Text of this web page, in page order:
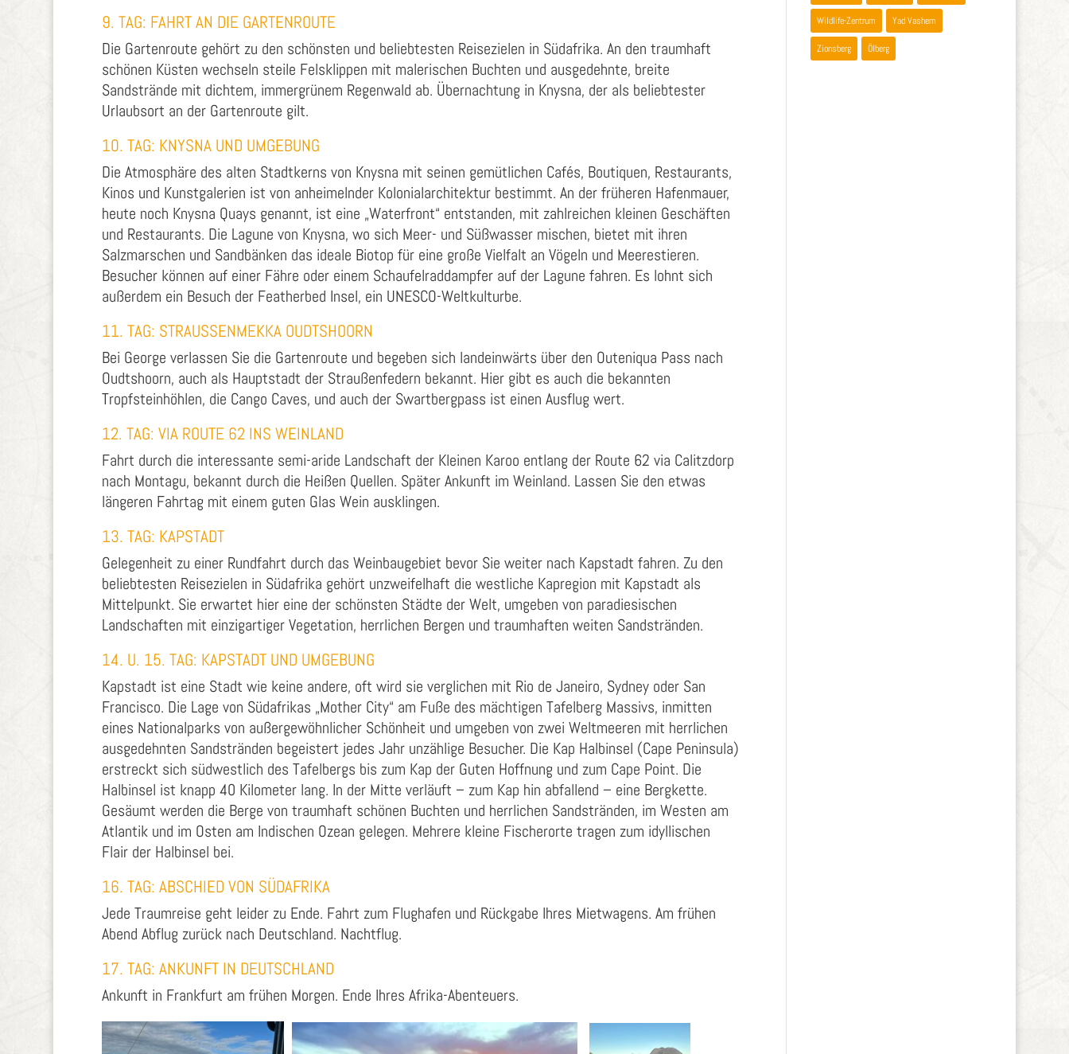
9. TAG: FAHRT AN DIE GARTENROUTE
Die Gartenroute gehört zu den schönsten und beliebtesten Reisezielen in Südafrika. An den traumhaft
schönen Küsten wechseln steile Felsklippen mit malerischen Buchten und ausgedehnte, breite
Sandstrände mit dichtem, immergrünem Regenwald ab. Übernachtung in Knysna, der als beliebtester
Urlaubsort an der Gartenroute gilt.
10. TAG: KNYSNA UND UMGEBUNG
Die Atmosphäre des alten Stadtkerns von Knysna mit seinen gemütlichen Cafés, Boutiquen, Restaurants,
Kinos und Kunstgalerien ist von anheimelnder Kolonialarchitektur bestimmt. An der früheren Hafenmauer,
heute noch Knysna Quays genannt, ist eine „Waterfront“ entstanden, mit zahlreichen kleinen Geschäften
und Restaurants. Die Lagune von Knysna, wo sich Meer- und Süßwasser mischen, bietet mit ihren
Salzmarschen und Sandbänken das ideale Biotop für eine große Vielfalt an Vögeln und Meerestieren.
Besucher können auf einer Fähre oder einem Schaufelraddampfer auf der Lagune fahren. Es lohnt sich
außerdem ein Besuch der Featherbed Insel, ein UNESCO-Weltkulturbe.
11. TAG: STRAUSSENMEKKA OUDTSHOORN
Bei George verlassen Sie die Gartenroute und begeben sich landeinwärts über den Outeniqua Pass nach
Oudtshoorn, auch als Hauptstadt der Straußenfedern bekannt. Hier gibt es auch die bekannten
Tropfsteinhöhlen, die Cango Caves, und auch der Swartbergpass ist einen Ausflug wert.
12. TAG: VIA ROUTE 62 INS WEINLAND
Fahrt durch die interessante semi-aride Landschaft der Kleinen Karoo entlang der Route 62 via Calitzdorp
nach Montagu, bekannt durch die Heißen Quellen. Später Ankunft im Weinland. Lassen Sie den etwas
längeren Fahrtag mit einem guten Glas Wein ausklingen.
13. TAG: KAPSTADT
Gelegenheit zu einer Rundfahrt durch das Weinbaugebiet bevor Sie weiter nach Kapstadt fahren. Zu den
beliebtesten Reisezielen in Südafrika gehört unzweifelhaft die westliche Kapregion mit Kapstadt als
Mittelpunkt. Sie erwartet hier eine der schönsten Städte der Welt, umgeben von paradiesischen
Landschaften mit einzigartiger Vegetation, herrlichen Bergen und traumhaften weiten Sandstränden.
14. U. 15. TAG: KAPSTADT UND UMGEBUNG
Kapstadt ist eine Stadt wie keine andere, oft wird sie verglichen mit Rio de Janeiro, Sydney oder San
Francisco. Die Lage von Südafrikas „Mother City“ am Fuße des mächtigen Tafelberg Massivs, inmitten
eines Nationalparks von außergewöhnlicher Schönheit und umgeben von zwei Weltmeeren mit herrlichen
ausgedehnten Sandstränden begeistert jedes Jahr unzählige Besucher. Die Kap Halbinsel (Cape Peninsula)
erstreckt sich südwestlich des Tafelbergs bis zum Kap der Guten Hoffnung und zum Cape Point. Die
Halbinsel ist knapp 40 Kilometer lang. In der Mitte verläuft – zum Kap hin abfallend – eine Bergkette.
Gesäumt werden die Berge von traumhaft schönen Buchten und herrlichen Sandstränden, im Westen am
Atlantik und im Osten am Indischen Ozean gelegen. Mehrere kleine Fischerorte tragen zum idyllischen
Flair der Halbinsel bei.
16. TAG: ABSCHIED VON SÜDAFRIKA
Jede Traumreise geht leider zu Ende. Fahrt zum Flughafen und Rückgabe Ihres Mietwagens. Am frühen
Abend Abflug zurück nach Deutschland. Nachtflug.
17. TAG: ANKUNFT IN DEUTSCHLAND
Ankunft in Frankfurt am frühen Morgen. Ende Ihres Afrika-Abenteuers.
Wildlife-Zentrum Yad Vashem
Zionsberg Ölberg